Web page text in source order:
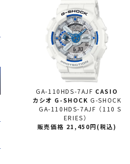
GA-110HDS-7AJF CASIO
カシオ G-SHOCKG-SHOCK
GA-110HDS-7AJF（110 S
ERIES）
販売価格 21,450円(税込)